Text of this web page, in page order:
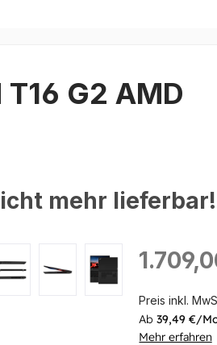
G2 AMD
mehr lieferbar!
Regulärer
Preis inkl.
Ab39,49 €/
Mehr erfahren